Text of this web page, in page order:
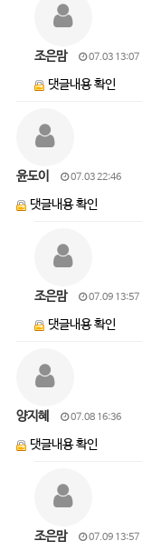
조은맘 07.03 13:07
댓글내용 확인
윤도이 07.03 22:46
댓글내용 확인
조은맘 07.09 13:57
댓글내용 확인
양지혜 07.08 16:36
댓글내용 확인
조은맘 07.09 13:57